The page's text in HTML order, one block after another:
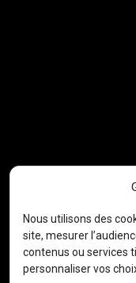
Nous utilisons des
site, mesurer
contenus ou services
personnaliser vos